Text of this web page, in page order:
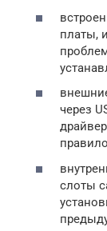
платы,
через
слоты